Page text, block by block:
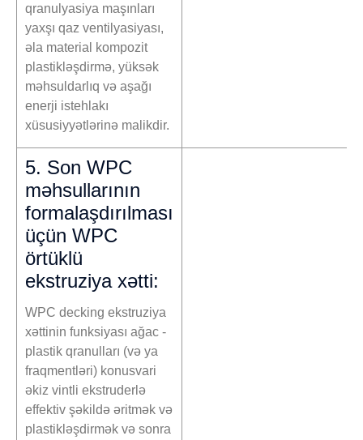
qranulyasiya maşınları
yaxşı qaz ventilyasiyası,
əla material kompozit
plastikləşdirmə, yüksək
məhsuldarlıq və aşağı
enerji istehlakı
xüsusiyyətlərinə malikdir.
5. Son WPC
məhsullarının
formalaşdırılması
üçün WPC
örtüklü
ekstruziya xətti:
WPC decking ekstruziya
xəttinin funksiyası ağac -
plastik qranulları (və ya
fraqmentləri) konusvari
əkiz vintli ekstruderlə
effektiv şəkildə əritmək və
plastikləşdirmək və sonra